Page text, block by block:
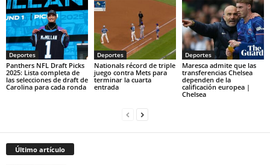
Deportes
Panthers NFL Draft Picks
2025: Lista completa de
las selecciones de draft de
Carolina para cada ronda
Deportes
Nationals récord de triple
juego contra Mets para
terminar la cuarta
entrada
Deportes
Maresca admite que las
transferencias Chelsea
dependen de la
calificación europea |
Chelsea
Último artículo